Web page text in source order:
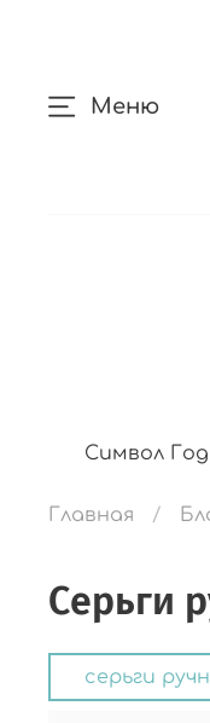
Меню
Символ
Главная
серьги
серьги